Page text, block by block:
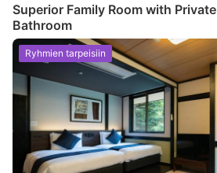
Superior Family Room with Private
Bathroom
Ryhmien tarpeisiin